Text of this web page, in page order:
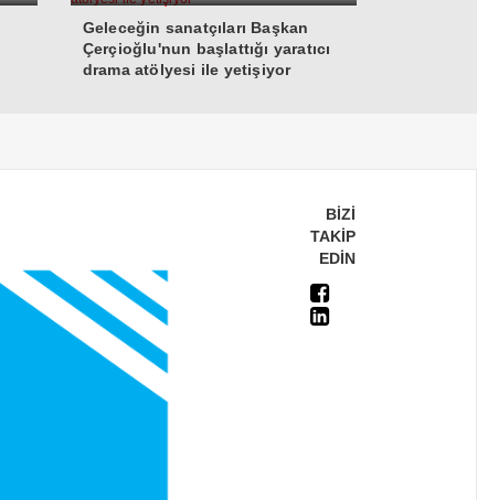
Geleceğin sanatçıları Başkan
Çerçioğlu'nun başlattığı yaratıcı
drama atölyesi ile yetişiyor
BİZİ
TAKİP
EDİN